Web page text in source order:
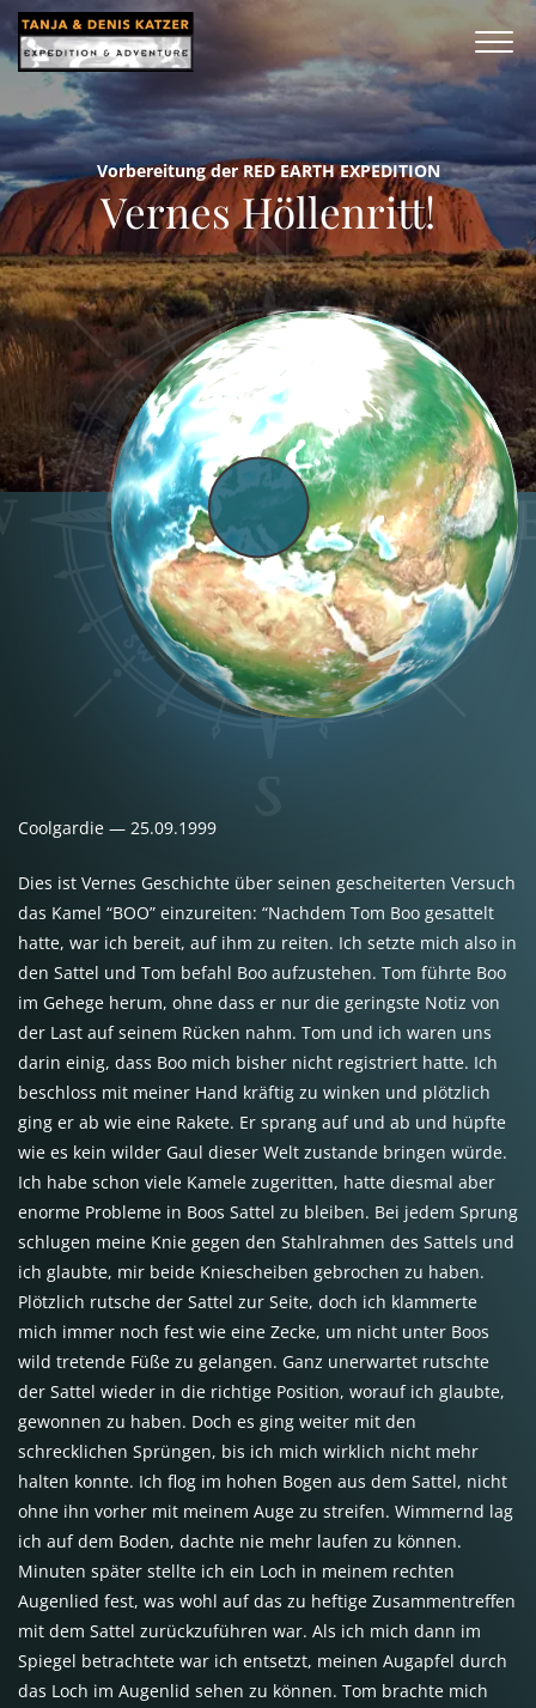
Vorbereitung der RED EARTH EXPEDITION
Vernes Höllenritt!
Coolgardie — 25.09.1999
Dies ist Vernes Geschichte über seinen gescheiterten Versuch
das Kamel “BOO” einzureiten: “Nachdem Tom Boo gesattelt
hatte, war ich bereit, auf ihm zu reiten. Ich setzte mich also in
den Sattel und Tom befahl Boo aufzustehen. Tom führte Boo
im Gehege herum, ohne dass er nur die geringste Notiz von
der Last auf seinem Rücken nahm. Tom und ich waren uns
darin einig, dass Boo mich bisher nicht registriert hatte. Ich
beschloss mit meiner Hand kräftig zu winken und plötzlich
ging er ab wie eine Rakete. Er sprang auf und ab und hüpfte
wie es kein wilder Gaul dieser Welt zustande bringen würde.
Ich habe schon viele Kamele zugeritten, hatte diesmal aber
enorme Probleme in Boos Sattel zu bleiben. Bei jedem Sprung
schlugen meine Knie gegen den Stahlrahmen des Sattels und
ich glaubte, mir beide Kniescheiben gebrochen zu haben.
Plötzlich rutsche der Sattel zur Seite, doch ich klammerte
mich immer noch fest wie eine Zecke, um nicht unter Boos
wild tretende Füße zu gelangen. Ganz unerwartet rutschte
der Sattel wieder in die richtige Position, worauf ich glaubte,
gewonnen zu haben. Doch es ging weiter mit den
schrecklichen Sprüngen, bis ich mich wirklich nicht mehr
halten konnte. Ich flog im hohen Bogen aus dem Sattel, nicht
ohne ihn vorher mit meinem Auge zu streifen. Wimmernd lag
ich auf dem Boden, dachte nie mehr laufen zu können.
Minuten später stellte ich ein Loch in meinem rechten
Augenlied fest, was wohl auf das zu heftige Zusammentreffen
mit dem Sattel zurückzuführen war. Als ich mich dann im
Spiegel betrachtete war ich entsetzt, meinen Augapfel durch
das Loch im Augenlid sehen zu können. Tom brachte mich